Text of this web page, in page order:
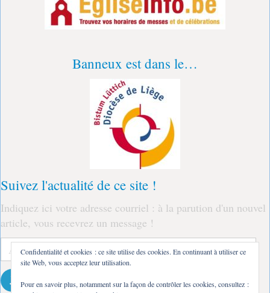
Banneux est dans le…
Suivez l'actualité de ce site !
Indiquez ici votre adresse courriel : à la parution d'un nouvel
article, vous recevrez un message !
Adresse
e-
mailJe m'abonne !
Confidentialité et cookies : ce site utilise des cookies. En continuant à utiliser ce
site Web, vous acceptez leur utilisation.
Pour en savoir plus, notamment sur la façon de contrôler les cookies, consultez :